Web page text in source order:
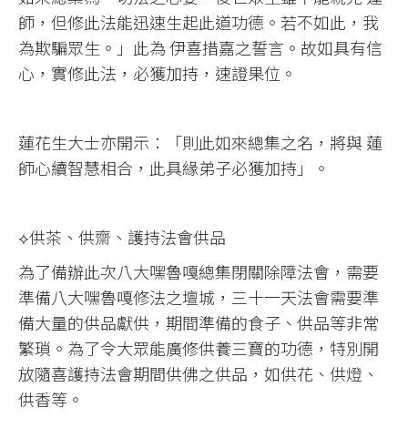
師，但修此法能迅速生起此道功德。若不如此，我
為欺騙眾生。」此為 伊喜措嘉之誓言。故如具有信
心，實修此法，必獲加持，速證果位。
蓮花生大士亦開示：「則此如來總集之名，將與 蓮
師心續智慧相合，此具緣弟子必獲加持」。
⟡供茶、供齋、護持法會供品
為了備辦此次八大嘿魯嘎總集閉關除障法會，需要
準備八大嘿魯嘎修法之壇城，三十一天法會需要準
備大量的供品獻供，期間準備的食子、供品等非常
繁瑣。為了令大眾能廣修供養三寶的功德，特別開
放隨喜護持法會期間供佛之供品，如供花、供燈、
供香等。